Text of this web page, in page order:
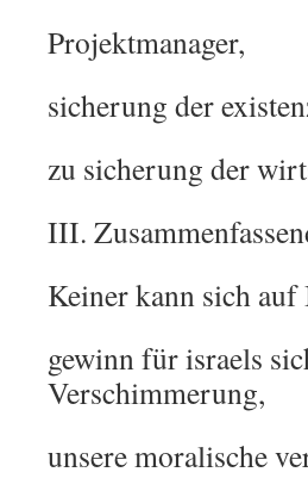
Projektmanager,
sicherung der
zu sicherung der
III.
Keiner kann sich auf
gewinn für israels
Verschimmerung,
unsere moralische